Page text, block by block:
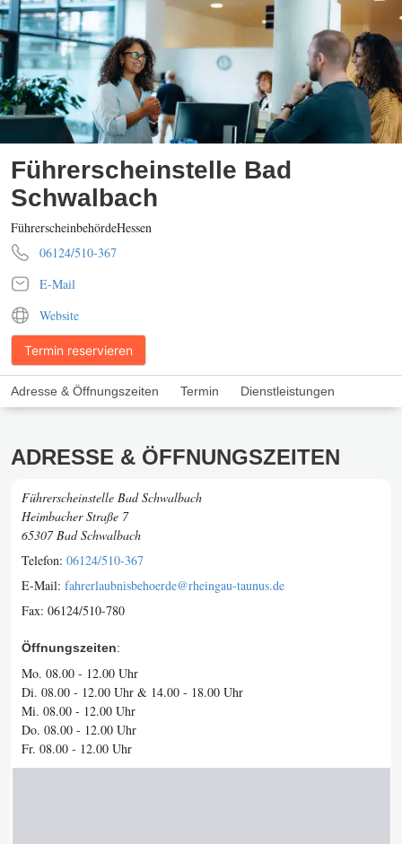
Führerscheinstelle Bad
Schwalbach
FührerscheinbehördeHessen
06124/510-367
E-Mail
Website
Termin reservieren
Adresse & Öffnungszeiten Termin Dienstleistungen
ADRESSE & ÖFFNUNGSZEITEN
Führerscheinstelle Bad Schwalbach
Heimbacher Straße 7
65307 Bad Schwalbach
Telefon: 06124/510-367
E-Mail: fahrerlaubnisbehoerde@rheingau-taunus.de
Fax: 06124/510-780
Öffnungszeiten:
Mo. 08.00 - 12.00 Uhr
Di. 08.00 - 12.00 Uhr & 14.00 - 18.00 Uhr
Mi. 08.00 - 12.00 Uhr
Do. 08.00 - 12.00 Uhr
Fr. 08.00 - 12.00 Uhr